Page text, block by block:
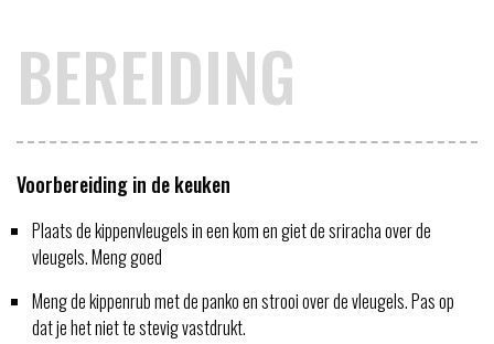
BEREIDING
Voorbereiding in de keuken
Plaats de kippenvleugels in een kom en giet de sriracha over de
vleugels. Meng goed
Meng de kippenrub met de panko en strooi over de vleugels. Pas op
dat je het niet te stevig vastdrukt.